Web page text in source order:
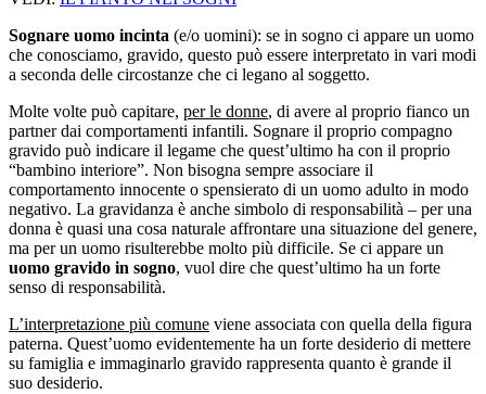
Sognare uomo incinta (e/o uomini): se in sogno ci appare un uomo
che conosciamo, gravido, questo può essere interpretato in vari modi
a seconda delle circostanze che ci legano al soggetto.
Molte volte può capitare, per le donne, di avere al proprio fianco un
partner dai comportamenti infantili. Sognare il proprio compagno
gravido può indicare il legame che quest’ultimo ha con il proprio
“bambino interiore”. Non bisogna sempre associare il
comportamento innocente o spensierato di un uomo adulto in modo
negativo. La gravidanza è anche simbolo di responsabilità – per una
donna è quasi una cosa naturale affrontare una situazione del genere,
ma per un uomo risulterebbe molto più difficile. Se ci appare un
uomo gravido in sogno, vuol dire che quest’ultimo ha un forte
senso di responsabilità.
L’interpretazione più comune viene associata con quella della figura
paterna. Quest’uomo evidentemente ha un forte desiderio di mettere
su famiglia e immaginarlo gravido rappresenta quanto è grande il
suo desiderio.